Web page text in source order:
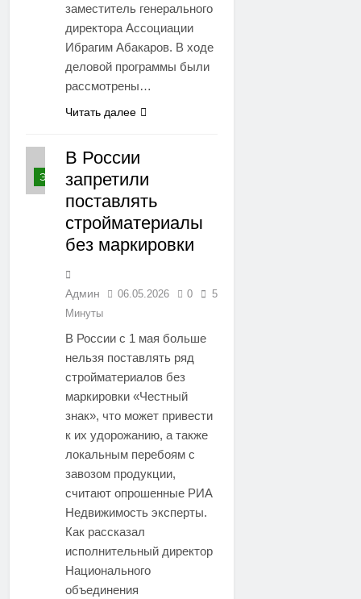
заместитель генерального
директора Ассоциации
Ибрагим Абакаров. В ходе
деловой программы были
рассмотрены…
Читать далее
ЭКОНОМИКА
В России
запретили
поставлять
стройматериалы
без маркировки
Админ 06.05.2026 0
5
Минуты
В России с 1 мая больше
нельзя поставлять ряд
стройматериалов без
маркировки «Честный
знак», что может привести
к их удорожанию, а также
локальным перебоям с
завозом продукции,
считают опрошенные РИА
Недвижимость эксперты.
Как рассказал
исполнительный директор
Национального
объединения